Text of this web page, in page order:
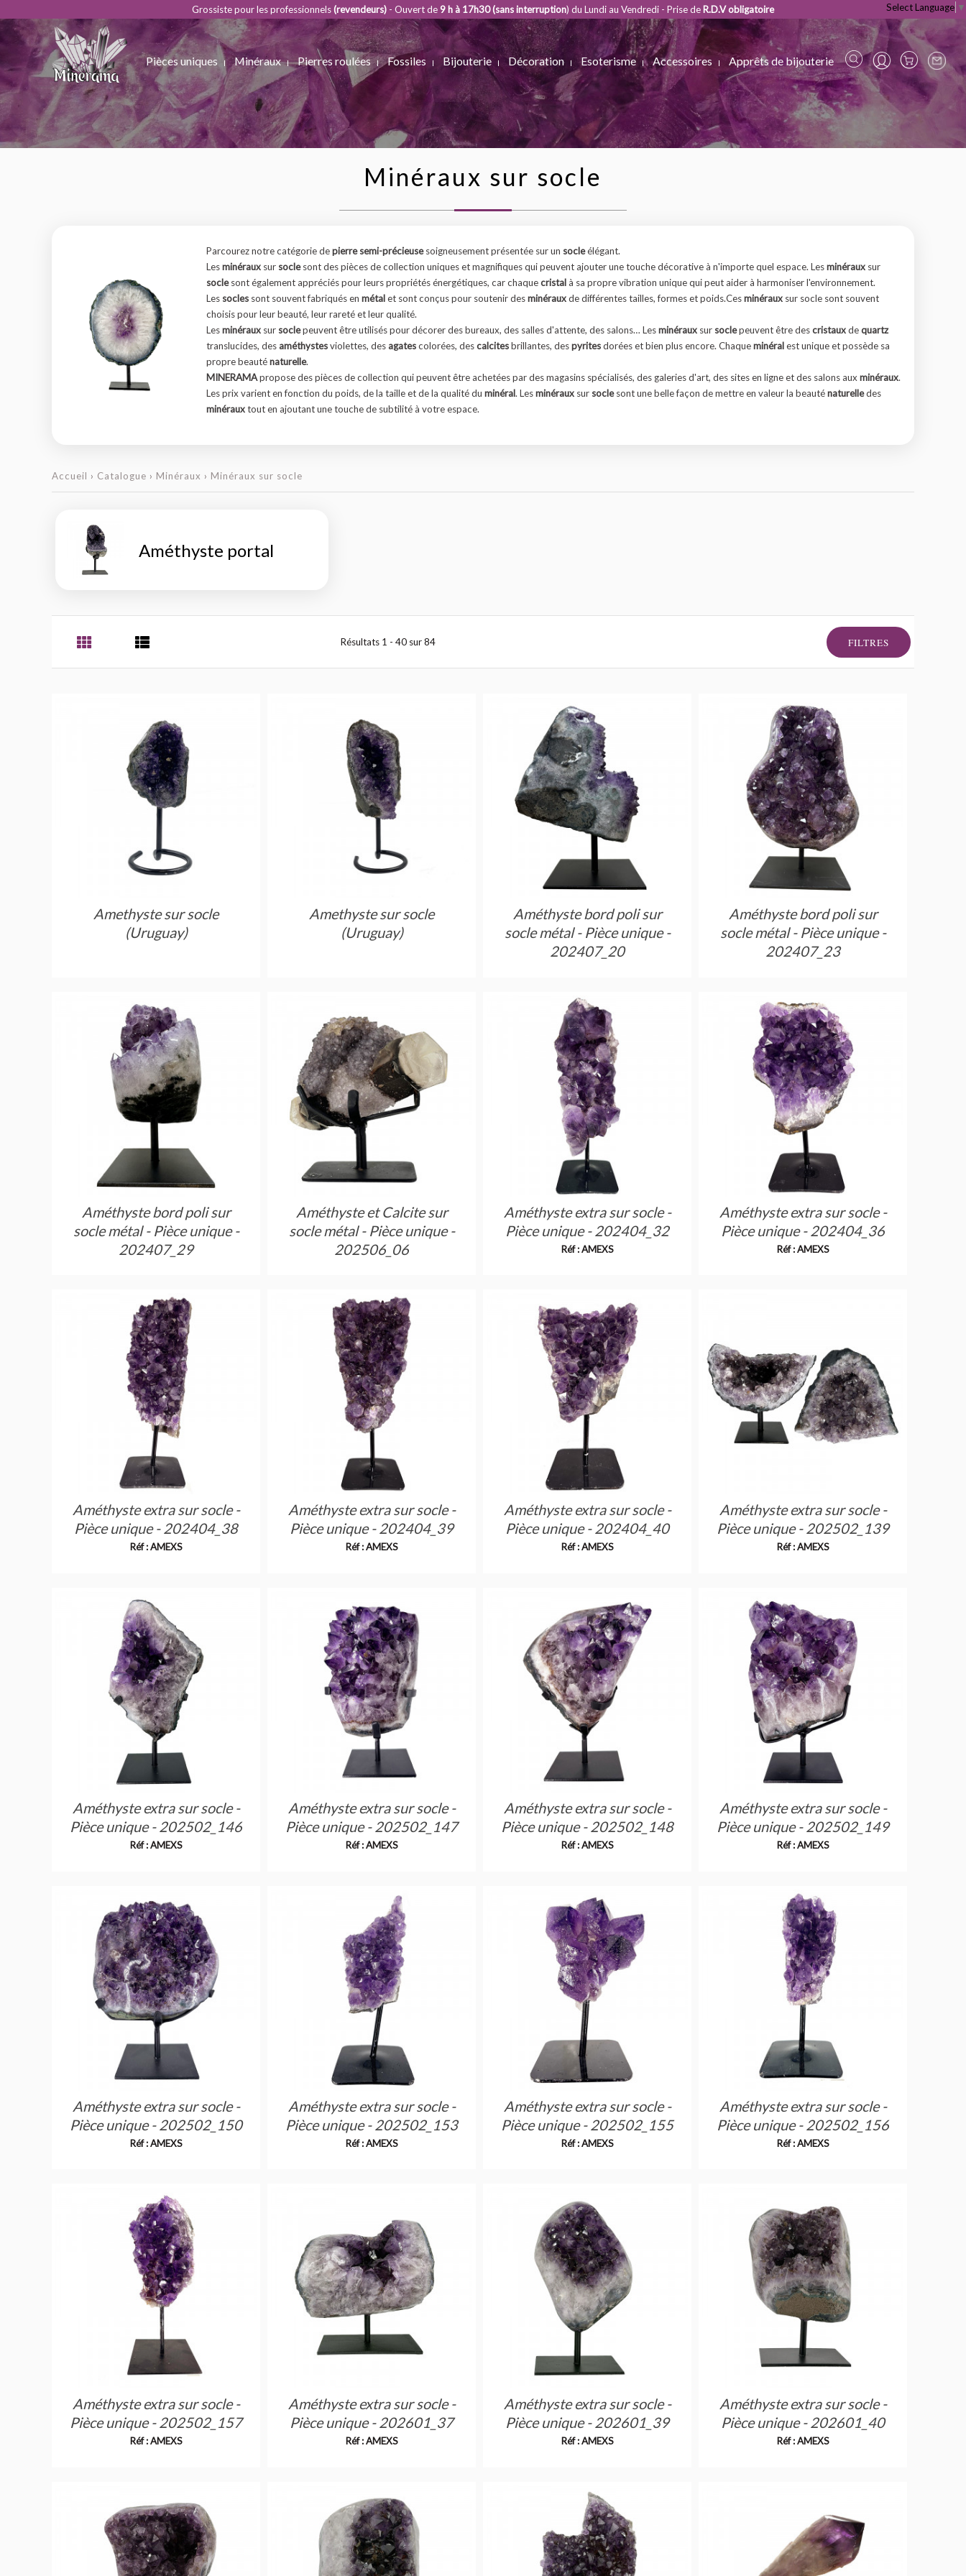
Select Language ▼
Grossiste pour les professionnels(revendeurs) - Ouvert de9 h à 17h30 (sans interruption) du Lundi au Vendredi - Prise de R.D.V obligatoire
Pièces uniques Minéraux Pierres roulées Fossiles Bijouterie Décoration Esoterisme Accessoires Apprêts de bijouterie
Minéraux sur socle
Parcourez notre catégorie depierre semi-précieusesoigneusement présentée sur un socleélégant.
Lesminéraux sur soclesont des pièces de collection uniques et magnifiques qui peuvent ajouter une touche décorative à n'importe quel espace. Lesminéraux sur
soclesont également appréciés pour leurs propriétés énergétiques, car chaquecristalà sa propre vibration unique qui peut aider à harmoniser l'environnement.
Les socles sont souvent fabriqués en métalet sont conçus pour soutenir desminérauxde différentes tailles, formes et poids.Cesminéraux sur socle sont souvent
choisis pour leur beauté, leur rareté et leur qualité.
Lesminéraux sur soclepeuvent être utilisés pour décorer des bureaux, des salles d'attente, des salons… Lesminéraux sur soclepeuvent être descristauxdequartz
translucides, des améthystesviolettes, des agatescolorées, descalcitesbrillantes, despyritesdorées et bien plus encore. Chaqueminéralest unique et possède sa
propre beauténaturelle.
MINERAMApropose des pièces de collection qui peuvent être achetées par des magasins spécialisés, des galeries d'art, des sites en ligne et des salons aux minéraux.
Les prix varient en fonction du poids, de la taille et de la qualité du minéral. Lesminéraux sur soclesont une belle façon de mettre en valeur la beauténaturelledes
minérauxtout en ajoutant une touche de subtilité à votre espace.
Accueil › Catalogue › Minéraux › Minéraux sur socle
Améthyste portal
Résultats 1 - 40 sur 84 FILTRES
Amethyste sur socle
(Uruguay)
Amethyste sur socle
(Uruguay)
Améthyste bord poli sur
socle métal - Pièce unique -
202407_20
Améthyste bord poli sur
socle métal - Pièce unique -
202407_23
Améthyste bord poli sur
socle métal - Pièce unique -
202407_29
Améthyste et Calcite sur
socle métal - Pièce unique -
202506_06
Améthyste extra sur socle -
Pièce unique - 202404_32
Réf : AMEXS
Améthyste extra sur socle -
Pièce unique - 202404_36
Réf : AMEXS
Améthyste extra sur socle -
Pièce unique - 202404_38
Réf : AMEXS
Améthyste extra sur socle -
Pièce unique - 202404_39
Réf : AMEXS
Améthyste extra sur socle -
Pièce unique - 202404_40
Réf : AMEXS
Améthyste extra sur socle -
Pièce unique - 202502_139
Réf : AMEXS
Améthyste extra sur socle -
Pièce unique - 202502_146
Réf : AMEXS
Améthyste extra sur socle -
Pièce unique - 202502_147
Réf : AMEXS
Améthyste extra sur socle -
Pièce unique - 202502_148
Réf : AMEXS
Améthyste extra sur socle -
Pièce unique - 202502_149
Réf : AMEXS
Améthyste extra sur socle -
Pièce unique - 202502_150
Réf : AMEXS
Améthyste extra sur socle -
Pièce unique - 202502_153
Réf : AMEXS
Améthyste extra sur socle -
Pièce unique - 202502_155
Réf : AMEXS
Améthyste extra sur socle -
Pièce unique - 202502_156
Réf : AMEXS
Améthyste extra sur socle -
Pièce unique - 202502_157
Réf : AMEXS
Améthyste extra sur socle -
Pièce unique - 202601_37
Réf : AMEXS
Améthyste extra sur socle -
Pièce unique - 202601_39
Réf : AMEXS
Améthyste extra sur socle -
Pièce unique - 202601_40
Réf : AMEXS